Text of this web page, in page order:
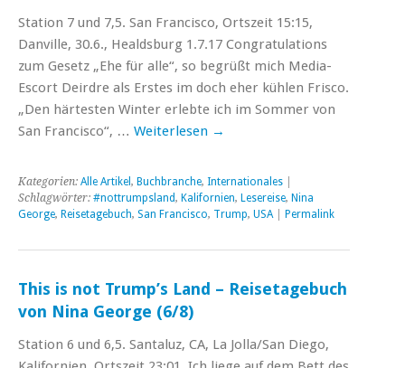
Station 7 und 7,5. San Francisco, Ortszeit 15:15,
Danville, 30.6., Healdsburg 1.7.17 Congratulations
zum Gesetz „Ehe für alle“, so begrüßt mich Media-
Escort Deirdre als Erstes im doch eher kühlen Frisco.
„Den härtesten Winter erlebte ich im Sommer von
San Francisco“, … Weiterlesen →
Kategorien: Alle Artikel , Buchbranche, Internationales
Schlagwörter: #nottrumpsland, Kalifornien, Lesereise, Nina
George, Reisetagebuch, San Francisco, Trump, USA Permalink
This is not Trump’s Land – Reisetagebuch
von Nina George (6/8)
Station 6 und 6,5. Santaluz, CA, La Jolla/San Diego,